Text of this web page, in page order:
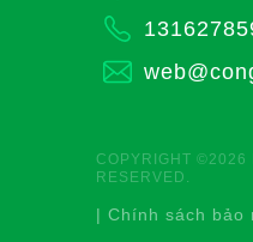
COPYRIGHT ©2026
RESERVED.
| Chính sách bảo